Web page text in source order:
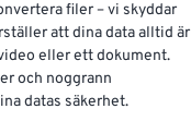
filer – vi skyddar
att dina data alltid är
eller ett dokument.
och noggrann
datas säkerhet.